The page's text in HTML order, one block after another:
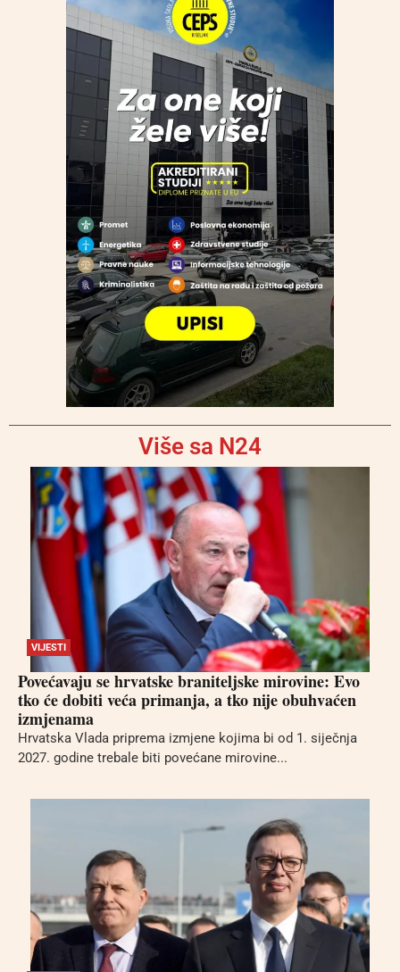
Više sa N24
VIJESTI
Povećavaju se hrvatske braniteljske mirovine: Evo
tko će dobiti veća primanja, a tko nije obuhvaćen
izmjenama
Hrvatska Vlada priprema izmjene kojima bi od 1. siječnja
2027. godine trebale biti povećane mirovine...